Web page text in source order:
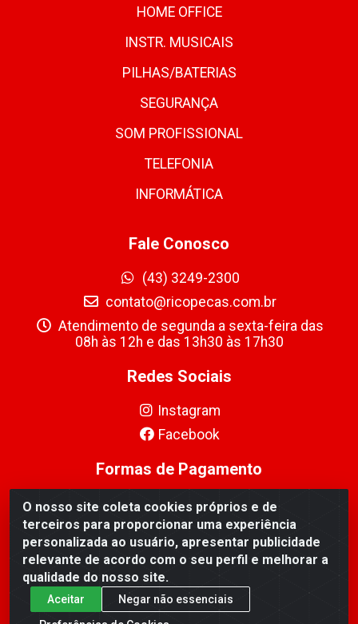
O nosso site coleta cookies próprios e de
terceiros para proporcionar uma experiência
personalizada ao usuário, apresentar publicidade
relevante de acordo com o seu perfil e melhorar a
qualidade do nosso site.
Aceitar
Negar não essenciais
HOME OFFICE
INSTR. MUSICAIS
PILHAS/BATERIAS
SEGURANÇA
SOM PROFISSIONAL
TELEFONIA
INFORMÁTICA
Fale Conosco
(43) 3249-2300
contato@ricopecas.com.br
Atendimento de segunda a sexta-feira das
08h às 12h e das 13h30 às 17h30
Redes Sociais
Instagram
Facebook
Formas de Pagamento
Ricopeças Comércio de componentes Eletrônicos Ltda -
Rua Alicio Francisco Mafra, 968 - Jardim Taroba,
Cambé/PR - CEP 86.191-390 - CNPJ 06.241.208/0001-
89